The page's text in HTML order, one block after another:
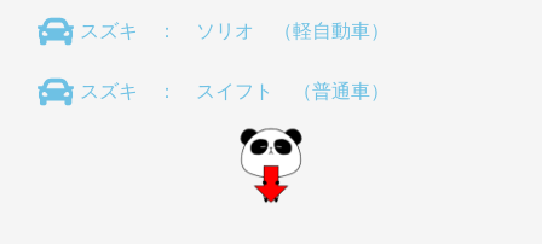
スズキ ： ソリオ （軽自動車）
スズキ ： スイフト （普通車）